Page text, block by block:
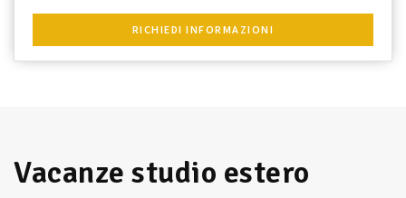
RICHIEDI INFORMAZIONI
Vacanze studio estero